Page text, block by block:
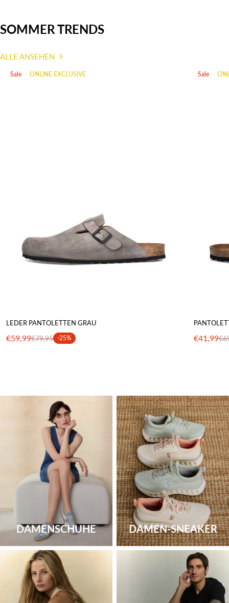
SOMMER TRENDS
ALLE ANSEHEN
Sale ONLINE EXCLUSIVE
LEDER PANTOLETTEN GRAU
€59,99€79,95 -25%
Sale
€41,99
DAMENSCHUHE DAMEN-SNEAKER